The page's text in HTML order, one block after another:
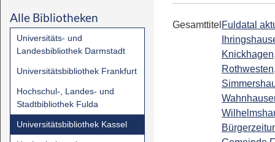
Alle Bibliotheken
Universitäts- und
Landesbibliothek Darmstadt
Universitätsbibliothek Frankfurt
Hochschul-, Landes- und
Stadtbibliothek Fulda
Universitätsbibliothek Kassel
Gesamttitel Fuldatal